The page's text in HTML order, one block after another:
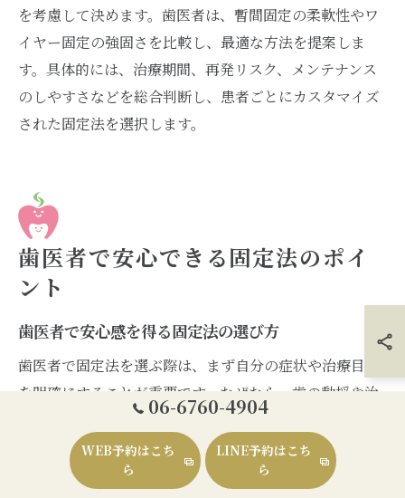
を考慮して決めます。歯医者は、暫間固定の柔軟性やワ
イヤー固定の強固さを比較し、最適な方法を提案しま
す。具体的には、治療期間、再発リスク、メンテナンス
のしやすさなどを総合判断し、患者ごとにカスタマイズ
された固定法を選択します。
歯医者で安心できる固定法のポイ
ント
歯医者で安心感を得る固定法の選び方
歯医者で固定法を選ぶ際は、まず自分の症状や治療目的
を明確にすることが重要です。なぜなら、歯の動揺や治
療後の安定など、状況に応じて適切な固定法が異なるか
らです。例えば、動揺歯の固定にはワイヤーや樹脂など
複数の方法があり、それぞれの特徴を理解したうえで選
06-6760-4904
WEB予約はこち
ら
LINE予約はこち
ら